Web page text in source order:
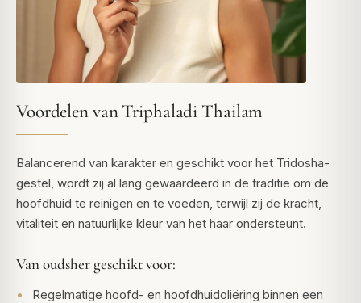
Voordelen van Triphaladi Thailam
Balancerend van karakter en geschikt voor het Tridosha-
gestel, wordt zij al lang gewaardeerd in de traditie om de
hoofdhuid te reinigen en te voeden, terwijl zij de kracht,
vitaliteit en natuurlijke kleur van het haar ondersteunt.
Van oudsher geschikt voor:
Regelmatige hoofd- en hoofdhuidoliëring binnen een